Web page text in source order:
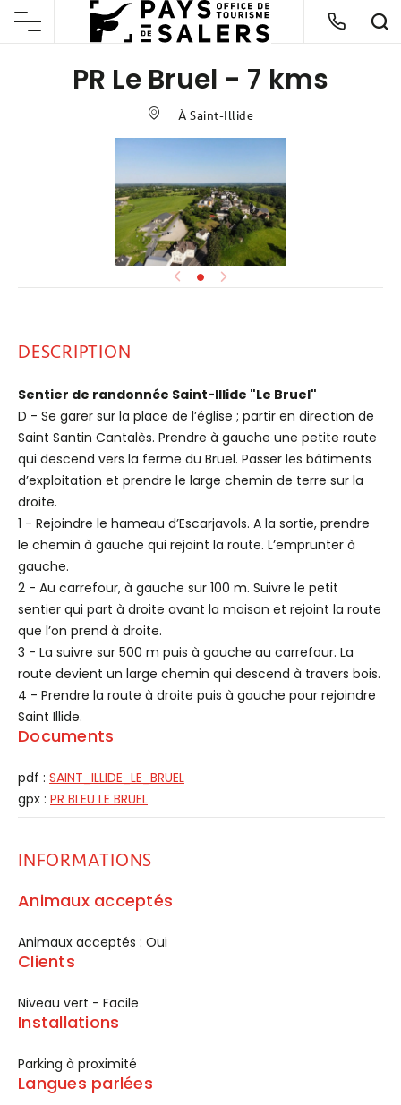
PR Le Bruel - 7 kms
À Saint-Illide
DESCRIPTION
Sentier de randonnée Saint-Illide "Le Bruel"
D - Se garer sur la place de l’église ; partir en direction de
Saint Santin Cantalès. Prendre à gauche une petite route
qui descend vers la ferme du Bruel. Passer les bâtiments
d’exploitation et prendre le large chemin de terre sur la
droite.
1 - Rejoindre le hameau d’Escarjavols. A la sortie, prendre
le chemin à gauche qui rejoint la route. L’emprunter à
gauche.
2 - Au carrefour, à gauche sur 100 m. Suivre le petit
sentier qui part à droite avant la maison et rejoint la route
que l’on prend à droite.
3 - La suivre sur 500 m puis à gauche au carrefour. La
route devient un large chemin qui descend à travers bois.
4 - Prendre la route à droite puis à gauche pour rejoindre
Saint Illide.
Documents
pdf : SAINT_ILLIDE_LE_BRUEL
gpx : PR BLEU LE BRUEL
INFORMATIONS
Animaux acceptés
Animaux acceptés : Oui
Clients
Niveau vert - Facile
Installations
Parking à proximité
Langues parlées